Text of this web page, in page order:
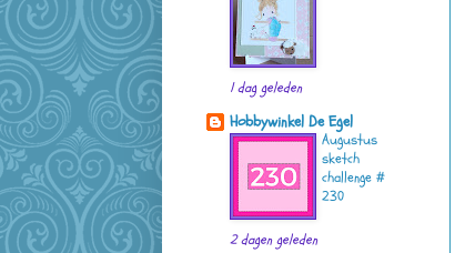
1 dag geleden
Hobbywinkel De Egel
Augustus
sketch
challenge #
230
2 dagen geleden